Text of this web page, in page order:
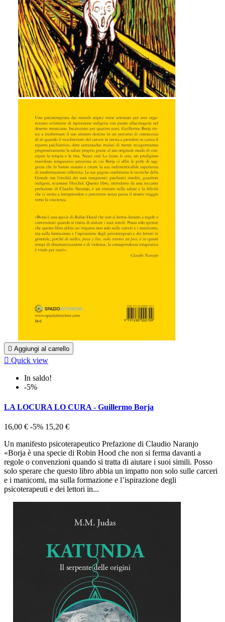
 Aggiungi al carrello
 Quick view
In saldo!
-5%
LA LOCURA LO CURA - Guillermo Borja
16,00 € -5% 15,20 €
Un manifesto psicoterapeutico Prefazione di Claudio Naranjo
«Borja è una specie di Robin Hood che non si ferma davanti a
regole o convenzioni quando si tratta di aiutare i suoi simili. Posso
solo sperare che questo libro abbia un impatto non solo sulle carceri
e i manicomi, ma sulla formazione e l’ispirazione degli
psicoterapeuti e dei lettori in...